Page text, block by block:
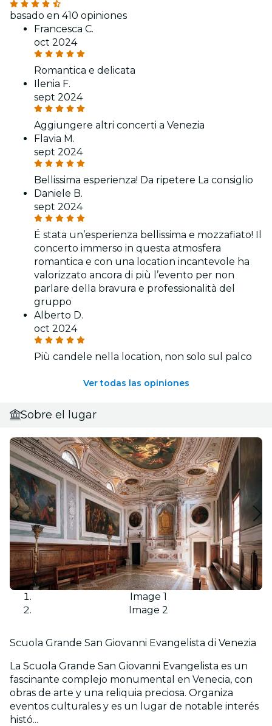
basado en 410 opiniones
Francesca C.
oct 2024
Romantica e delicata
Ilenia F.
sept 2024
Aggiungere altri concerti a Venezia
Flavia M.
sept 2024
Bellissima esperienza! Da ripetere La consiglio
Daniele B.
sept 2024
É stata un’esperienza bellissima e mozzafiato! Il
concerto immerso in questa atmosfera
romantica e con una location incantevole ha
valorizzato ancora di più l’evento per non
parlare della bravura e professionalità del
gruppo
Alberto D.
oct 2024
Più candele nella location, non solo sul palco
Ver todas las opiniones
Sobre el lugar
Image 1
Image 2
Scuola Grande San Giovanni Evangelista di Venezia
La Scuola Grande San Giovanni Evangelista es un
fascinante complejo monumental en Venecia, con
obras de arte y una reliquia preciosa. Organiza
eventos culturales y es un lugar de notable interés
histó...